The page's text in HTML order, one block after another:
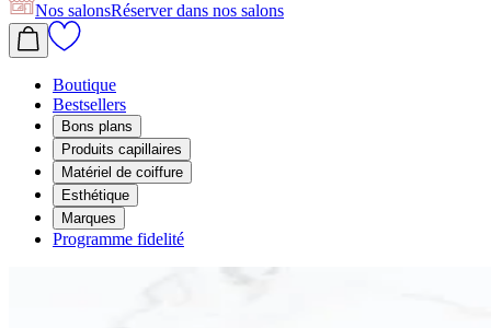
Nos salonsRéserverdans nos salons
Boutique
Bestsellers
Bons plans
Produits capillaires
Matériel de coiffure
Esthétique
Marques
Programme fidelité